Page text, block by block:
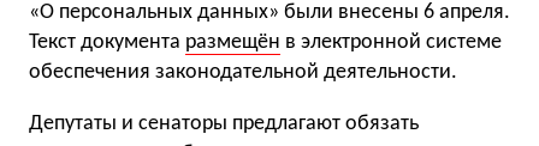
«О персональных данных» были внесены 6 апреля.
Текст документа размещён в электронной системе
обеспечения законодательной деятельности.
Депутаты и сенаторы предлагают обязать